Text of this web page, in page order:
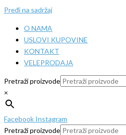
Pređi na sadržaj
O NAMA
USLOVI KUPOVINE
KONTAKT
VELEPRODAJA
Pretraži proizvode
×
Facebook Instagram
Pretraži proizvode